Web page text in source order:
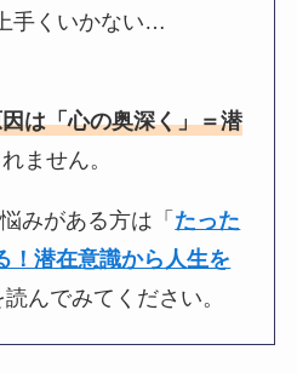
手くいかない…
は「心の奥深く」＝潜
ません。
みがある方は「 たった
！潜在意識から人生を
んでみてください。